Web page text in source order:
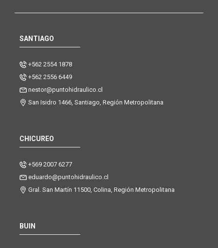
SANTIAGO
+562 2554 1878
+562 2556 6449
nestor@puntohidraulico.cl
San Isidro 1466, Santiago, Región Metropolitana
CHICUREO
+569 2007 6277
eduardo@puntohidraulico.cl
Gral. San Martín 11500, Colina, Región Metropolitana
BUIN